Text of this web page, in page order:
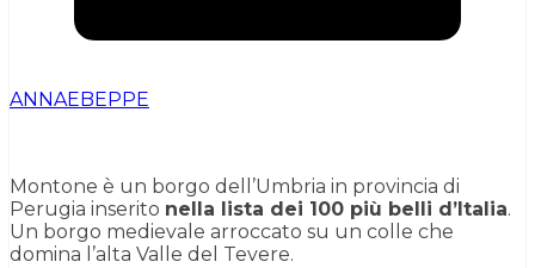
ANNAEBEPPE
Montone è un borgo dell’Umbria in provincia di
Perugia inserito nella lista dei 100 più belli d’Italia.
Un borgo medievale arroccato su un colle che
domina l’alta Valle del Tevere.